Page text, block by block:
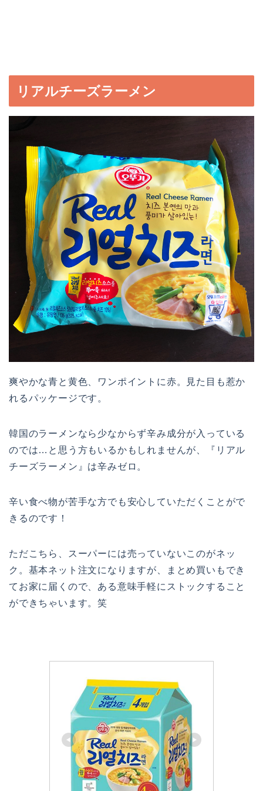
リアルチーズラーメン
爽やかな青と黄色、ワンポイントに赤。見た目も惹か
れるパッケージです。
韓国のラーメンなら少なからず辛み成分が入っている
のでは…と思う方もいるかもしれませんが、『リアル
チーズラーメン』は辛みゼロ。
辛い食べ物が苦手な方でも安心していただくことがで
きるのです！
ただこちら、スーパーには売っていないこのがネッ
ク。基本ネット注文になりますが、まとめ買いもでき
てお家に届くので、ある意味手軽にストックすること
ができちゃいます。笑